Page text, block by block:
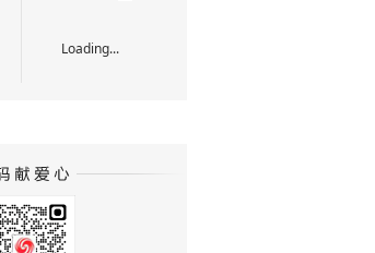
Loading...